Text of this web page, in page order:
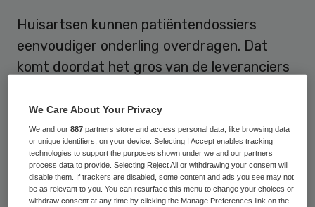
Huisartsen kunnen patiëntendossiers
eenvoudiger onderling overdragen. Dat
komt doordat het gros van de leveranciers
(HIS) aanpassingen hebben doorgevoerd.
Dat meldt de Landelijke Huisartsen
Vereniging (LHV), die aantekent dat het
project nog lang niet is voltooid.
We Care About Your Privacy
We and our887 partners store and access personal data, like browsing data
or unique identifiers, on your device. Selecting I Accept enables tracking
technologies to support the purposes shown under we and our partners
process data to provide. Selecting Reject All or withdrawing your consent will
disable them. If trackers are disabled, some content and ads you see may not
be as relevant to you. You can resurface this menu to change your choices or
withdraw consent at any time by clicking the Manage Preferences link on the